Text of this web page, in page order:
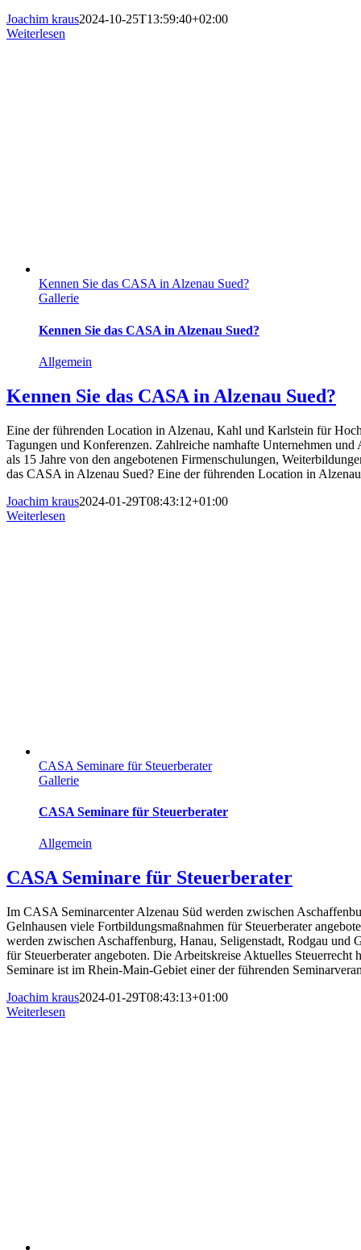
Joachim kraus2024-10-25T13:59:40+02:00
Weiterlesen
Kennen Sie das CASA in Alzenau Sued?
Gallerie
Kennen Sie das CASA in Alzenau Sued?
Allgemein
Kennen Sie das CASA in Alzenau Sued?
Eine der führenden Location in Alzenau, Kahl und Karlstein für
Tagungen und Konferenzen. Zahlreiche namhafte Unternehmen
als 15 Jahre von den angebotenen Firmenschulungen,
das CASA in Alzenau Sued? Eine der führenden Location in
Joachim kraus2024-01-29T08:43:12+01:00
Weiterlesen
CASA Seminare für Steuerberater
Gallerie
CASA Seminare für Steuerberater
Allgemein
CASA Seminare für Steuerberater
Im CASA Seminarcenter Alzenau Süd werden zwischen
Gelnhausen viele Fortbildungsmaßnahmen für Steuerberater
werden zwischen Aschaffenburg, Hanau, Seligenstadt, Rodgau und
für Steuerberater angeboten. Die Arbeitskreise Aktuelles Steuerrecht
Seminare ist im Rhein-Main-Gebiet einer der führenden
Joachim kraus2024-01-29T08:43:13+01:00
Weiterlesen